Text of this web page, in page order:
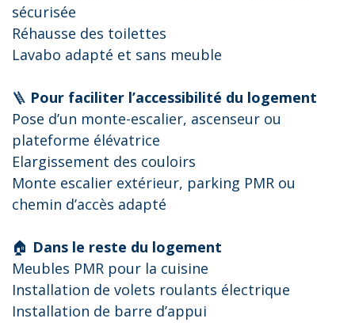
sécurisée
Réhausse des toilettes
Lavabo adapté et sans meuble
🪜 Pour faciliter l’accessibilité du logement
Pose d’un monte-escalier, ascenseur ou
plateforme élévatrice
Elargissement des couloirs
Monte escalier extérieur, parking PMR ou
chemin d’accès adapté
🏠 Dans le reste du logement
Meubles PMR pour la cuisine
Installation de volets roulants électrique
Installation de barre d’appui